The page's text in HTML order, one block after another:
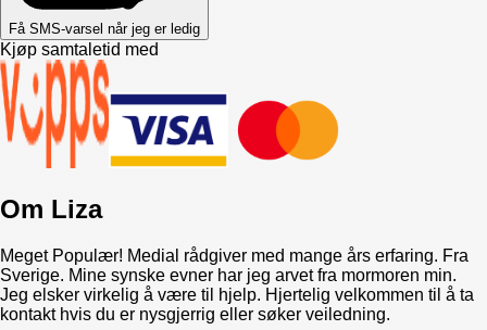
Få SMS-varsel når jeg er ledig
Kjøp samtaletid med
Om Liza
Meget Populær! Medial rådgiver med mange års erfaring. Fra
Sverige. Mine synske evner har jeg arvet fra mormoren min.
Jeg elsker virkelig å være til hjelp. Hjertelig velkommen til å ta
kontakt hvis du er nysgjerrig eller søker veiledning.